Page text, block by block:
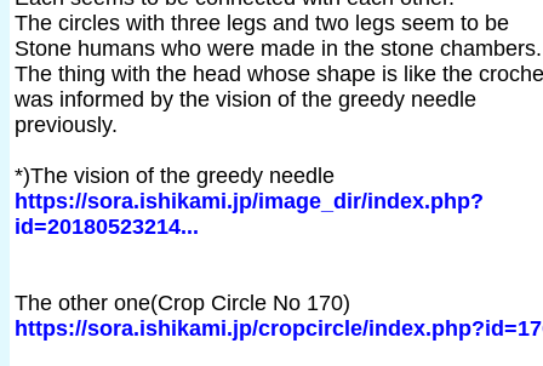
The circles with three legs and two legs seem to be
Stone humans who were made in the stone chambers.
The thing with the head whose shape is like the
was informed by the vision of the greedy needle
previously.
*)The vision of the greedy needle
https://sora.ishikami.jp/image_dir/index.php?
id=20180523214...
The other one(Crop Circle No 170)
https://sora.ishikami.jp/cropcircle/